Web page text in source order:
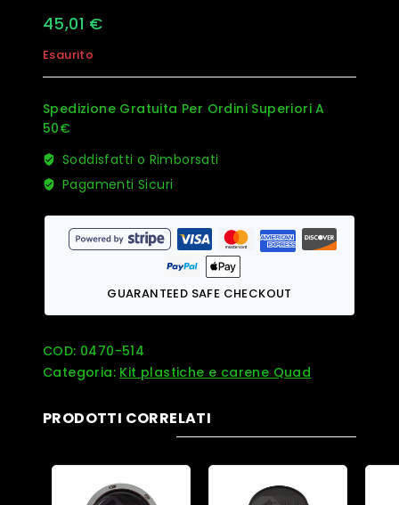
45,01 €
Esaurito
Spedizione Gratuita Per Ordini Superiori A
50€
Soddisfatti o Rimborsati
Pagamenti Sicuri
GUARANTEED SAFE CHECKOUT
COD: 0470-514
Categoria: Kit plastiche e carene Quad
PRODOTTI CORRELATI